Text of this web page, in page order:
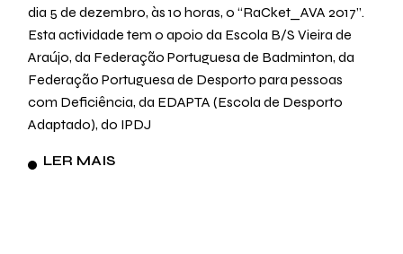
dia 5 de dezembro, às 10 horas, o “RaCket_AVA 2017”.
Esta actividade tem o apoio da Escola B/S Vieira de
Araújo, da Federação Portuguesa de Badminton, da
Federação Portuguesa de Desporto para pessoas
com Deficiência, da EDAPTA (Escola de Desporto
Adaptado), do IPDJ
LER MAIS